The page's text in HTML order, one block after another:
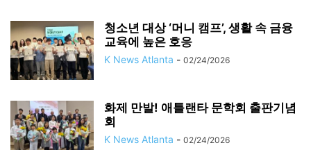
청소년 대상 ‘머니 캠프’, 생활 속 금융
교육에 높은 호응
K News Atlanta - 02/24/2026
화제 만발! 애틀랜타 문학회 출판기념
회
K News Atlanta - 02/24/2026